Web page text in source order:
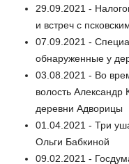
29.09.2021 -
и встреч с
07.09.2021 -
обнаруженные у
03.08.2021 - Во
волость Александр
деревни Адворицы
01.04.2021 - Три
Ольги Бабкиной
09.02.2021 -